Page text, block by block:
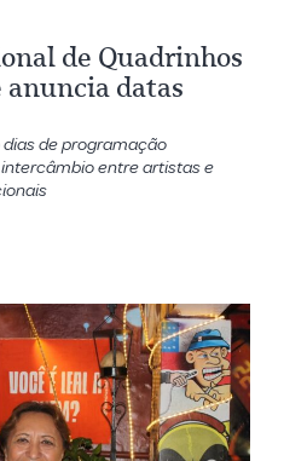
de Quadrinhos
anuncia datas
de programação
entre artistas e